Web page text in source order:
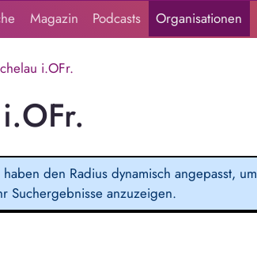
Magazin Podcasts Organisationen
i.OFr.
den Radius dynamisch angepasst, um
Suchergebnisse anzuzeigen.